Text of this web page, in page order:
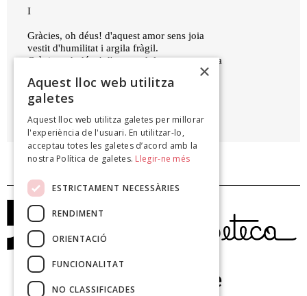
I
Gràcies, oh déus! d'aquest amor sens joia
vestit d'humilitat i argila fràgil.
Gràcies, oh déus! d'aquest dolor que em cega
Epigrames i cançons, 1938
×
Aquest lloc web utilitza
galetes
Aquest lloc web utilitza galetes per millorar
l'experiència de l'usuari. En utilitzar-lo,
acceptau totes les galetes d’acord amb la
nostra Política de galetes. Llegir-ne més
ESTRICTAMENT NECESSÀRIES
RENDIMENT
ORIENTACIÓ
FUNCIONALITAT
NO CLASSIFICADES